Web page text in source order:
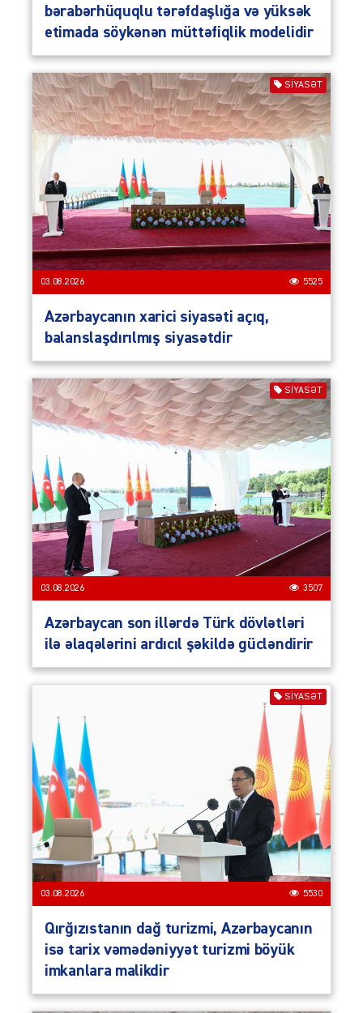
bərabərhüquqlu tərəfdaşlığa və yüksək
etimada söykənən müttəfiqlik modelidir
SIYASƏT
03.08.2026 5525
Azərbaycanın xarici siyasəti açıq,
balanslaşdırılmış siyasətdir
SIYASƏT
03.08.2026 3507
Azərbaycan son illərdə Türk dövlətləri
ilə əlaqələrini ardıcıl şəkildə gücləndirir
SIYASƏT
03.08.2026 5530
Qırğızıstanın dağ turizmi, Azərbaycanın
isə tarix vəmədəniyyət turizmi böyük
imkanlara malikdir